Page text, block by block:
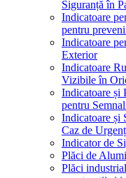
Siguranță în
Indicatoare
pentru
Indicatoare
Exterior
Indicatoare
Vizibile în
Indicatoare și
pentru
Indicatoare și
Caz de
Indicator de
Plăci de
Plăci